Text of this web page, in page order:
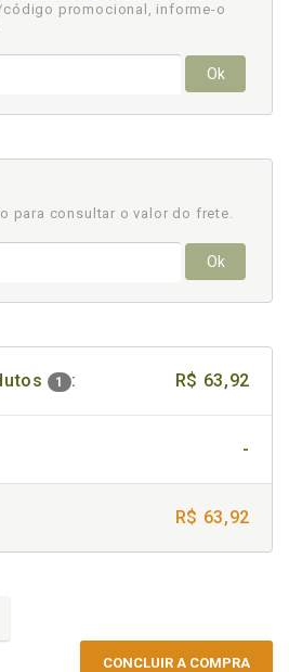
promocional, informe-o
Ok
para consultar o valor do frete.
Ok
1 : R$ 63,92
-
R$ 63,92
CONCLUIR A COMPRA